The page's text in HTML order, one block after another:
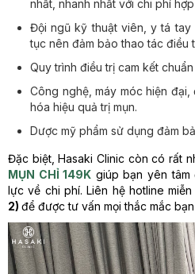
nhất, nhanh nhất với chi phí
Đội ngũ kỹ thuật viên, y tá
tục nên đảm bảo thao tác điều
Quy trình điều trị cam kết
Công nghệ, máy móc hiện
hóa hiệu quả trị mụn.
Dược mỹ phẩm sử dụng đảm
Đặc biệt, Hasaki Clinic còn có rất
MỤN CHỈ 149K giúp bạn yên tâm
lực về chi phí. Liên hệ hotline
2) để được tư vấn mọi thắc mắc